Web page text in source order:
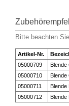
Bitte beachten
Artikel-Nr.
05000709
05000710
05000711
05000712